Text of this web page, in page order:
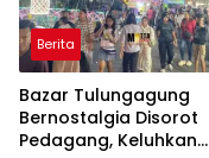
Berita
Bazar Tulungagung
Bernostalgia Disorot
Pedagang, Keluhkan